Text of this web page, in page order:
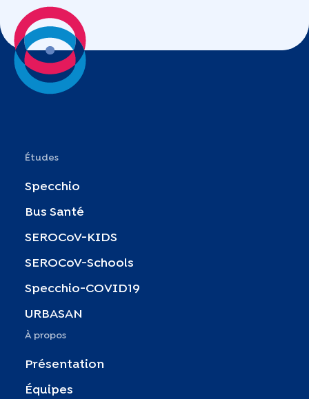
Études
Specchio
Bus Santé
SEROCoV-KIDS
SEROCoV-Schools
Specchio-COVID19
URBASAN
À propos
Présentation
Équipes